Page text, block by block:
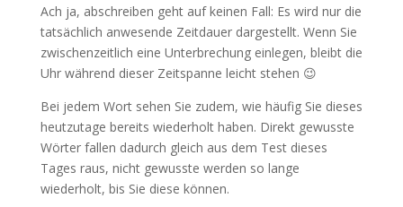
Ach ja, abschreiben geht auf keinen Fall: Es wird nur die
tatsächlich anwesende Zeitdauer dargestellt. Wenn Sie
zwischenzeitlich eine Unterbrechung einlegen, bleibt die
Uhr während dieser Zeitspanne leicht stehen 😉
Bei jedem Wort sehen Sie zudem, wie häufig Sie dieses
heutzutage bereits wiederholt haben. Direkt gewusste
Wörter fallen dadurch gleich aus dem Test dieses
Tages raus, nicht gewusste werden so lange
wiederholt, bis Sie diese können.